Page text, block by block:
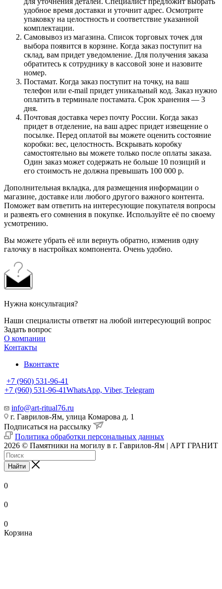
удобное время доставки и уточнит адрес. Осмотрите
упаковку на целостность и соответствие указанной
комплектации.
Самовывоз из магазина. Список торговых точек для
выбора появится в корзине. Когда заказ поступит на
склад, вам придет уведомление. Для получения заказа
обратитесь к сотруднику в кассовой зоне и назовите
номер.
Постамат. Когда заказ поступит на точку, на ваш
телефон или e-mail придет уникальный код. Заказ нужно
оплатить в терминале постамата. Срок хранения — 3
дня.
Почтовая доставка через почту России. Когда заказ
придет в отделение, на ваш адрес придет извещение о
посылке. Перед оплатой вы можете оценить состояние
коробки: вес, целостность. Вскрывать коробку
самостоятельно вы можете только после оплаты заказа.
Один заказ может содержать не больше 10 позиций и
его стоимость не должна превышать 100 000 р.
Дополнительная вкладка, для размещения информации о
магазине, доставке или любого другого важного контента.
Поможет вам ответить на интересующие покупателя вопросы
и развеять его сомнения в покупке. Используйте её по своему
усмотрению.
Вы можете убрать её или вернуть обратно, изменив одну
галочку в настройках компонента. Очень удобно.
Нужна консультация?
Наши специалисты ответят на любой интересующий вопрос
Задать вопрос
О компании
Контакты
Вконтакте
+7 (960) 531-96-41
+7 (960) 531-96-41WhatsApp, Viber, Telegram
info@art-ritual76.ru
г. Гаврилов-Ям, улица Комарова д. 1
Подписаться на рассылку
Политика обработки персональных данных
2026 © Памятники на могилу в г. Гаврилов-Ям | АРТ ГРАНИТ
Найти
0
0
0
Корзина